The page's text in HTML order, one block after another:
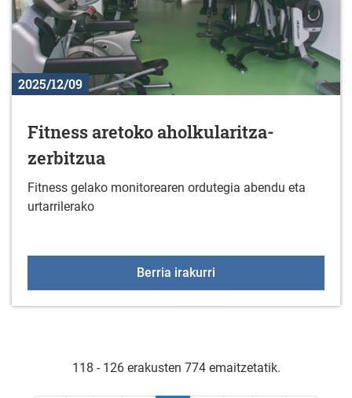
2025/12/09
Fitness aretoko aholkularitza-
zerbitzua
Fitness gelako monitorearen ordutegia abendu eta
urtarrilerako
Berria irakurri
118 - 126 erakusten 774 emaitzetatik.